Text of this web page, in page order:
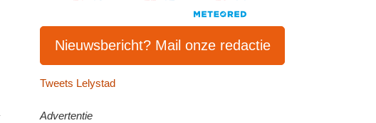
Nieuwsbericht? Mail onze redactie
Tweets Lelystad
Advertentie